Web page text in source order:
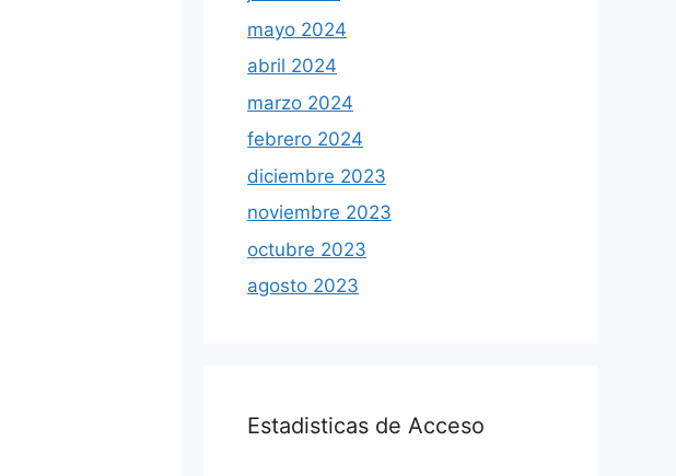
mayo 2024
abril 2024
marzo 2024
febrero 2024
diciembre 2023
noviembre 2023
octubre 2023
agosto 2023
Estadisticas de Acceso